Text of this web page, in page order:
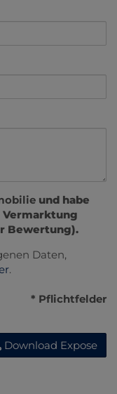
und habe
Vermarktung
Bewertung).
Daten,
.
* Pflichtfelder
Download Expose